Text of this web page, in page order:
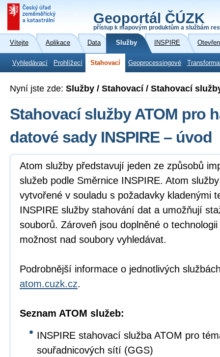
Geoportál ČÚZK
přístup k mapovým produktům a službám
Vítejte Aplikace Data Služby INSPIRE
Vyhledávací Prohlížecí Stahovací Geoprocessingové
Nyní jste zde: Služby / Stahovací / Stahovací
Stahovací služby ATOM pro
datové sady INSPIRE – úvod
Atom služby představují jeden ze způsobů
služeb podle Směrnice INSPIRE. Atom
vytvořené v souladu s požadavky kladenými
INSPIRE služby stahování dat a umožňují
souborů. Zároveň jsou doplněné o
možnost nad soubory vyhledávat.
Podrobnější informace o jednotlivých
atom.cuzk.cz.
Seznam ATOM služeb:
INSPIRE stahovací služba ATOM pro
souřadnicových sítí (GGS)